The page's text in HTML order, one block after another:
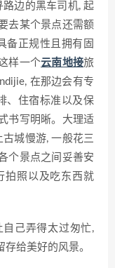
边的黑车司机, 起
去某个景点还需额
备正规性且拥有固
样一个云南地接旅
在那边会有专
、住宿标准以及保
书写明晰。大理适
城慢游, 一般花三
个景点之间妥善安
拍照以及吃东西就
己弄得太过匆忙,
给美好的风景。